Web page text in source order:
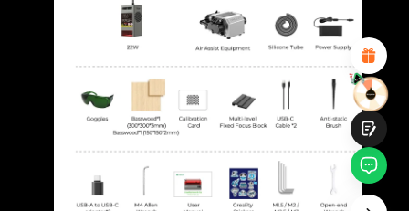
Diseño visual atractivo
Recomendaciones de productos adecuadas
Navegación y categorías claras
Contenido abundante
Interacción fluida en la página (al hacer clic)